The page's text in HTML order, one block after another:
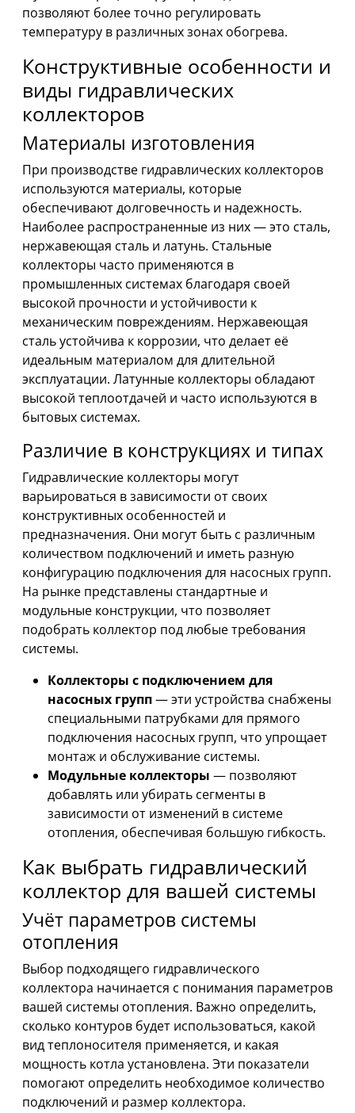
позволяют более точно регулировать
температуру в различных зонах обогрева.
Конструктивные особенности и
виды гидравлических
коллекторов
Материалы изготовления
При производстве гидравлических коллекторов
используются материалы, которые
обеспечивают долговечность и надежность.
Наиболее распространенные из них — это сталь,
нержавеющая сталь и латунь. Стальные
коллекторы часто применяются в
промышленных системах благодаря своей
высокой прочности и устойчивости к
механическим повреждениям. Нержавеющая
сталь устойчива к коррозии, что делает её
идеальным материалом для длительной
эксплуатации. Латунные коллекторы обладают
высокой теплоотдачей и часто используются в
бытовых системах.
Различие в конструкциях и типах
Гидравлические коллекторы могут
варьироваться в зависимости от своих
конструктивных особенностей и
предназначения. Они могут быть с различным
количеством подключений и иметь разную
конфигурацию подключения для насосных групп.
На рынке представлены стандартные и
модульные конструкции, что позволяет
подобрать коллектор под любые требования
системы.
Коллекторы с подключением для
насосных групп— эти устройства снабжены
специальными патрубками для прямого
подключения насосных групп, что упрощает
монтаж и обслуживание системы.
Модульные коллекторы — позволяют
добавлять или убирать сегменты в
зависимости от изменений в системе
отопления, обеспечивая большую гибкость.
Как выбрать гидравлический
коллектор для вашей системы
Учёт параметров системы
отопления
Выбор подходящего гидравлического
коллектора начинается с понимания параметров
вашей системы отопления. Важно определить,
сколько контуров будет использоваться, какой
вид теплоносителя применяется, и какая
мощность котла установлена. Эти показатели
помогают определить необходимое количество
подключений и размер коллектора.